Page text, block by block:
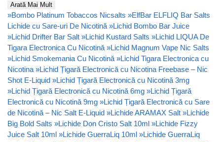
Arată Mai Mult
»Bombo Platinum Tobaccos Nicsalts »ElfBar ELFLIQ Bar Salts
Lichide cu Sare-uri De Nicotină »Lichid Bombo Bar Juice
»Lichid Drifter Bar Salt »Lichid Kustard Salts »Lichid LIQUA De
Tigara Electronica Cu Nicotină »Lichid Magnum Vape Nic Salts
»Lichid Smokemania Cu Nicotină »Lichid Tigara Electronica cu
Nicotina »Lichid Țigară Electronică cu Nicotina Freebase – Nic
Shot E-Liquid »Lichid Țigară Electronică cu Nicotină 3mg
»Lichid Țigară Electronică cu Nicotină 6mg »Lichid Țigară
Electronică cu Nicotină 9mg »Lichid Țigară Electronică cu Sare
de Nicotină – Nic Salt E-Liquid »Lichide ARAMAX Salt »Lichide
Big Bold Salts »Lichide Don Cristo Salt 10ml »Lichide Fizzy
Juice Salt 10ml »Lichide GuerraLiq 10ml »Lichide GuerraLiq